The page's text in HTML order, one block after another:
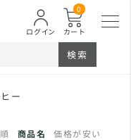
カート
0
ログイン
検索
ー
商品名 価格が安い